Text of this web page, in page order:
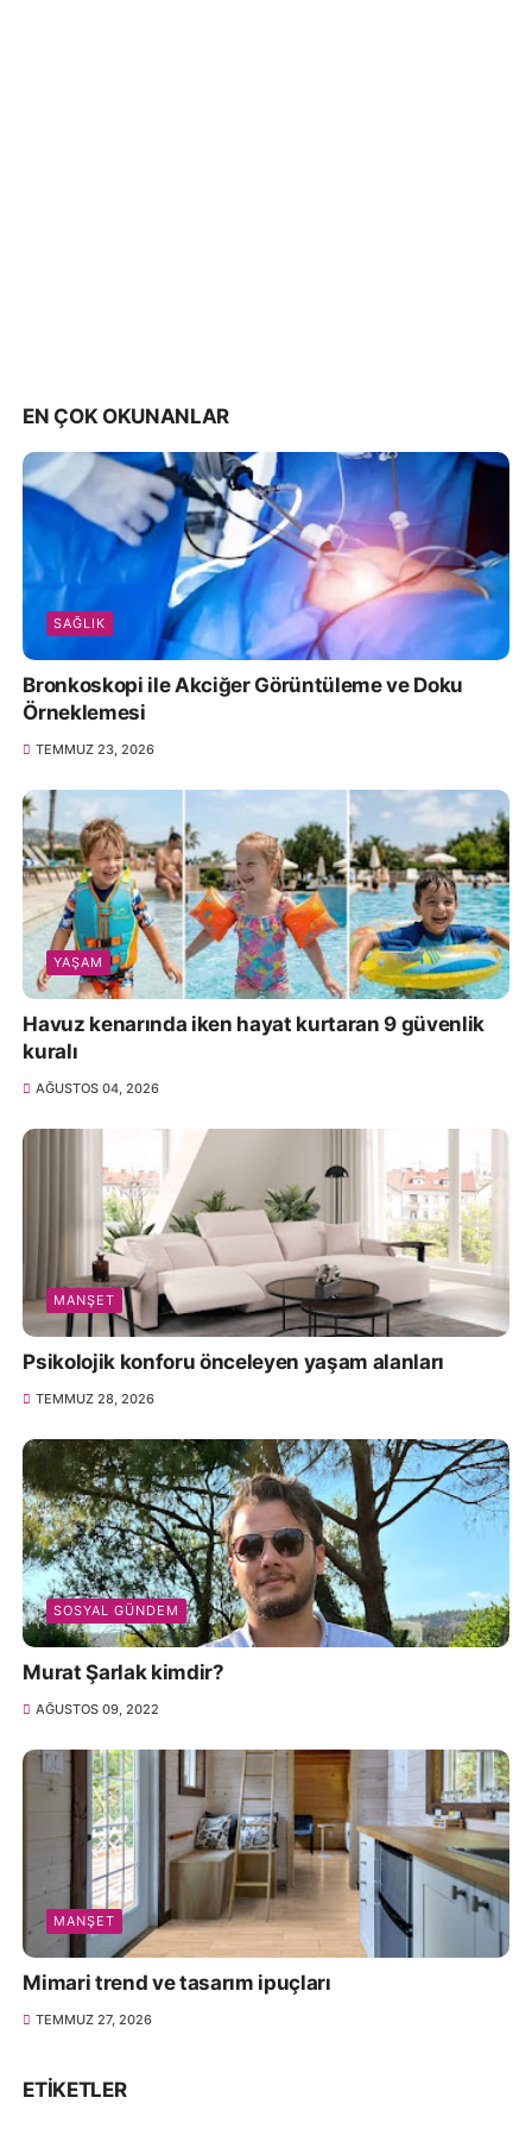
EN ÇOK OKUNANLAR
SAĞLIK
Bronkoskopi ile Akciğer Görüntüleme ve Doku
Örneklemesi
TEMMUZ 23, 2026
YAŞAM
Havuz kenarında iken hayat kurtaran 9 güvenlik
kuralı
AĞUSTOS 04, 2026
MANŞET
Psikolojik konforu önceleyen yaşam alanları
TEMMUZ 28, 2026
SOSYAL GÜNDEM
Murat Şarlak kimdir?
AĞUSTOS 09, 2022
MANŞET
Mimari trend ve tasarım ipuçları
TEMMUZ 27, 2026
ETIKETLER